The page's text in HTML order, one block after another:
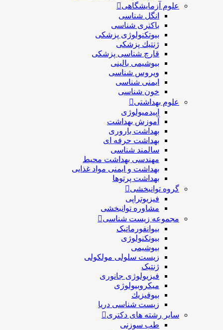
علوم آزمایشگاهی
انگل شناسی
باکتری شناسی
بیوتکنولوژی پزشکی
ژنتيك پزشکی
قارچ شناسی پزشكی
بیوشیمی بالینی
ویروس شناسی
ایمنی شناسی
خون شناسی
علوم بهداشتی
اپیدمیولوژی
آموزش بهداشت
بهداشت باروری
بهداشت حرفه ای
سالمند شناسی
مهندسی بهداشت محيط
بهداشت و ایمنی مواد غذایی
بهداشت پرتوها
گروه توانبخشی
فیزیوتراپی
مشاوره توانبخشی
مجموعه زیست شناسی
بیوانفورماتیک
بیوتکنولوژی
بیوشیمی
زیست سلولی مولکولی
ژنتیک
فیزیولوژی جانوری
میکروبیولوژی
بيوفيزيك
زیست شناسی دریا
سایر رشته های دکتری
طب سوزنی